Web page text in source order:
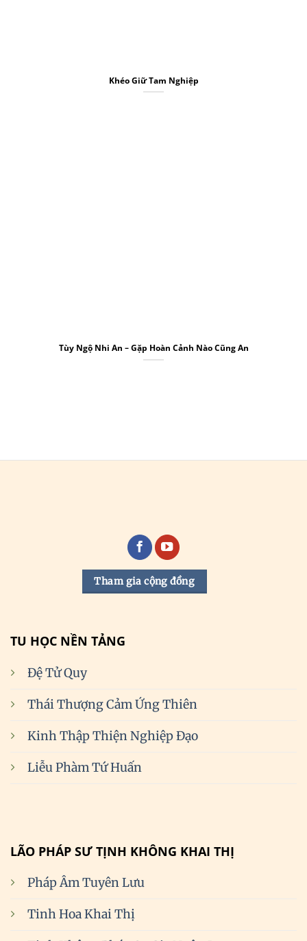
Khéo Giữ Tam Nghiệp
Tùy Ngộ Nhi An – Gặp Hoàn Cảnh Nào Cũng An
Tham gia cộng đồng
TU HỌC NỀN TẢNG
Đệ Tử Quy
Thái Thượng Cảm Ứng Thiên
Kinh Thập Thiện Nghiệp Đạo
Liễu Phàm Tứ Huấn
LÃO PHÁP SƯ TỊNH KHÔNG KHAI THỊ
Pháp Âm Tuyên Lưu
Tinh Hoa Khai Thị